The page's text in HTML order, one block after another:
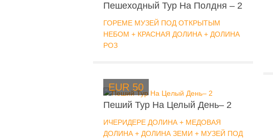
Пешеходный Тур На Полдня – 2
ГОРЕМЕ МУЗЕЙ ПОД ОТКРЫТЫМ
НЕБОМ + КРАСНАЯ ДОЛИНА + ДОЛИНА
РОЗ
EUR 50
Пеший Тур На Целый День– 2
ИЧЕРИДЕРЕ ДОЛИНА + МЕДОВАЯ
ДОЛИНА + ДОЛИНА ЗЕМИ + МУЗЕЙ ПОД